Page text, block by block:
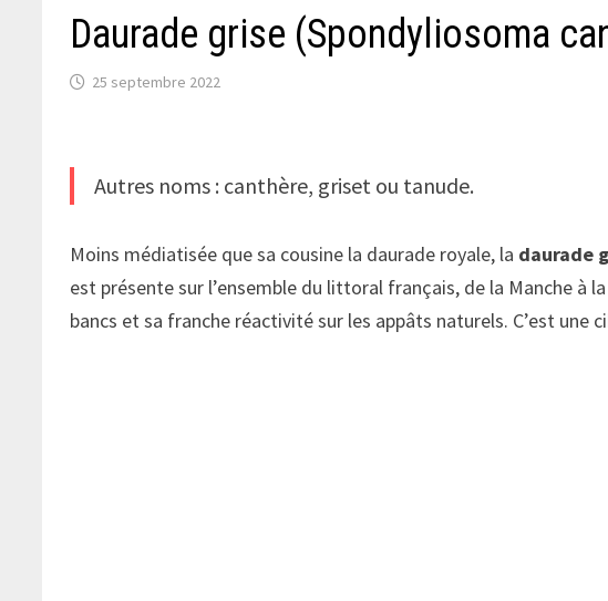
Daurade grise (Spondyliosoma
25 septembre 2022
Autres noms : canthère, griset ou tanude.
Moins médiatisée que sa cousine la daurade royale, la daurade
est présente sur l’ensemble du littoral français, de la Manche à
bancs et sa franche réactivité sur les appâts naturels. C’est